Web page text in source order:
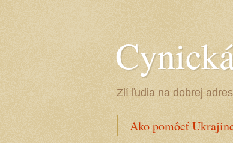
Zlí ľudia na dobrej
Ako pomôcť